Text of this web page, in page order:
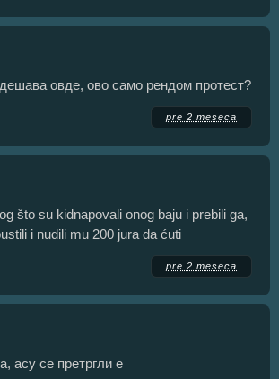
овде, ово само рендом протест?
pre 2 meseca
što su kidnapovali onog baju i prebili ga,
i nudili mu 200 jura da ćuti
pre 2 meseca
асу се претргли е